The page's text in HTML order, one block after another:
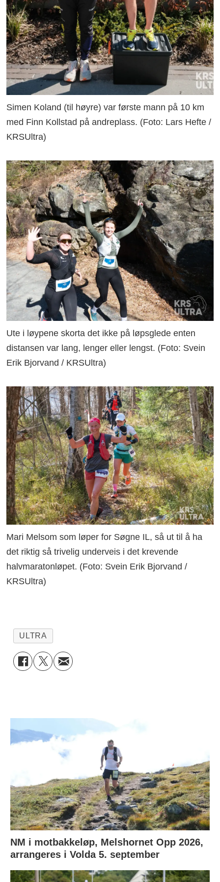
Simen Koland (til høyre) var første mann på 10 km
med Finn Kollstad på andreplass. (Foto: Lars Hefte /
KRSUltra)
Ute i løypene skorta det ikke på løpsglede enten
distansen var lang, lenger eller lengst. (Foto: Svein
Erik Bjorvand / KRSUltra)
Mari Melsom som løper for Søgne IL, så ut til å ha
det riktig så trivelig underveis i det krevende
halvmaratonløpet. (Foto: Svein Erik Bjorvand /
KRSUltra)
ULTRA
NM i motbakkeløp, Melshornet Opp 2026,
arrangeres i Volda 5. september